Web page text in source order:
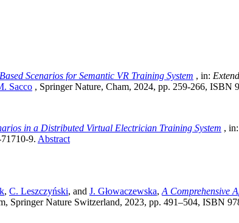
Scenarios for Semantic VR Training System , in:
Sacco , Springer Nature, Cham, 2024, pp. 259-266, ISBN
in a Distributed Virtual Electrician Training System , in:
9. Abstract
, C. Leszczyński, and J. Głowaczewska, A Comprehensive
Springer Nature Switzerland, 2023, pp. 491–504, ISBN